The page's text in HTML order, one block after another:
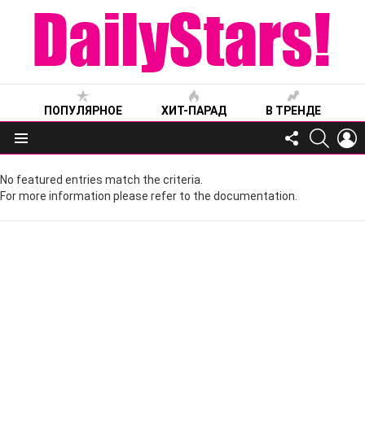
ПОПУЛЯРНОЕ ХИТ-ПАРАД В ТРЕНДЕ
Меню
FOLLOW
US
No featured entries match the criteria.
For more information please refer to the documentation.